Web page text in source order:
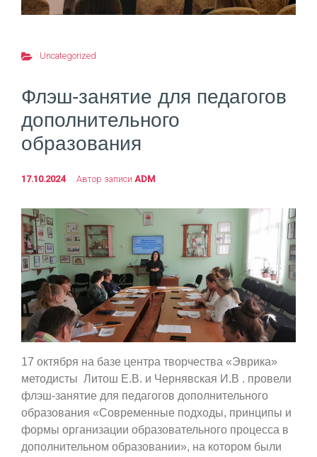
Uncategorized
Флэш-занятие для педагогов
дополнительного
образования
17.10.2024 Автор записи ADM
17 октября на базе центра творчества «Эврика»
методисты Литош Е.В. и Чернявская И.В . провели
флэш-занятие для педагогов дополнительного
образования «Современные подходы, принципы и
формы организации образовательного процесса в
дополнительном образовании», на котором были